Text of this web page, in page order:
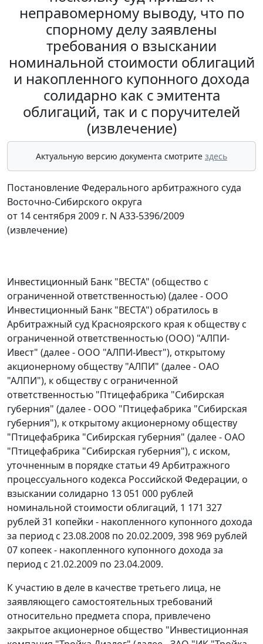
неправомерному выводу, что по
спорному делу заявлены
требования о взыскании
номинальной стоимости облигаций
и накопленного купонного дохода
солидарно как с эмитента
облигаций, так и с поручителей
(извлечение)
Актуальную версию документа смотрите здесь
Постановление Федерального арбитражного суда
Восточно-Сибирского округа
от 14 сентября 2009 г. N А33-5396/2009
(извлечение)
Инвестиционный Банк "ВЕСТА" (общество с
ограниченной ответственностью) (далее - ООО
Инвестиционный Банк "ВЕСТА") обратилось в
Арбитражный суд Красноярского края к обществу с
ограниченной ответственностью (ООО) "АЛПИ-
Ивест" (далее - ООО "АЛПИ-Ивест"), открытому
акционерному обществу "АЛПИ" (далее - ОАО
"АЛПИ"), к обществу с ограниченной
ответственностью "Птицефабрика "Сибирская
губерния" (далее - ООО "Птицефабрика "Сибирская
губерния"), к открытому акционерному обществу
"Птицефабрика "Сибирская губерния" (далее - ОАО
"Птицефабрика "Сибирская губерния"), с иском,
уточненным в порядке статьи 49Арбитражного
процессуального кодекса Российской Федерации, о
взыскании солидарно 13 051 000 рублей
номинальной стоимости облигаций, 1 171 327
рублей 31 копейки - накопленного купонного дохода
за период с 23.08.2008 по 20.02.2009, 398 969 рублей
07 копеек - накопленного купонного дохода за
период с 21.02.2009 по 23.04.2009.
К участию в деле в качестве третьего лица, не
заявляющего самостоятельных требований
относительно предмета спора, привлечено
закрытое акционерное общество "Инвестиционная